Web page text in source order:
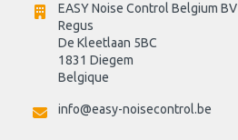
EASY Noise Control Belgium BV
Regus
De Kleetlaan 5BC
1831 Diegem
Belgique
info@easy-noisecontrol.be